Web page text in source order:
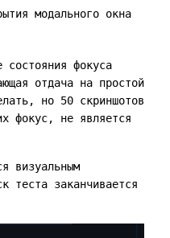
модального окна
состояния фокуса
отдача на простой
но 50 скриншотов
фокус, не является
визуальным
теста заканчивается